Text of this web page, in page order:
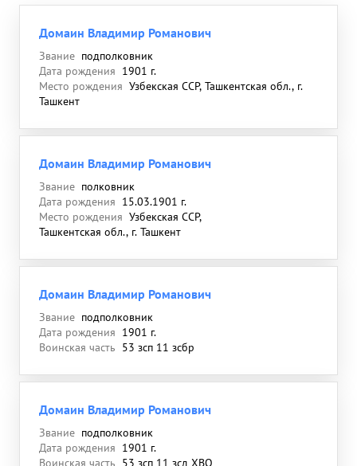
Домаин Владимир Романович
Звание подполковник
Дата рождения 1901 г.
Место рождения Узбекская ССР, Ташкентская обл., г.
Ташкент
Домаин Владимир Романович
Звание полковник
Дата рождения 15.03.1901 г.
Место рождения Узбекская ССР,
Ташкентская обл., г. Ташкент
Домаин Владимир Романович
Звание подполковник
Дата рождения 1901 г.
Воинская часть 53 зсп 11 зсбр
Домаин Владимир Романович
Звание подполковник
Дата рождения 1901 г.
Воинская часть 53 зсп 11 зсд ХВО